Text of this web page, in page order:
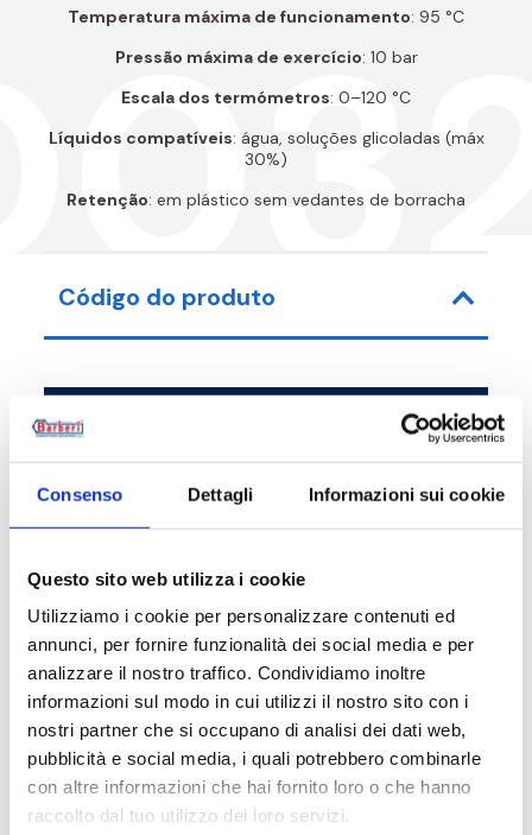
Consenso Dettagli Informazioni sui cookie
Questo sito web utilizza i cookie
Utilizziamo i cookie per personalizzare contenuti ed
annunci, per fornire funzionalità dei social media e per
analizzare il nostro traffico. Condividiamo inoltre
informazioni sul modo in cui utilizzi il nostro sito con i
nostri partner che si occupano di analisi dei dati web,
pubblicità e social media, i quali potrebbero combinarle
con altre informazioni che hai fornito loro o che hanno
raccolto dal tuo utilizzo dei loro servizi.
Temperatura máxima de funcionamento: 95 °C
Pressão máxima de exercício: 10 bar
Escala dos termómetros: 0–120 °C
Líquidos compatíveis: água, soluções glicoladas (máx
30%)
Retenção: em plástico sem vedantes de borracha
Código do produto
Código do artigo Medida
52D03200002 G 1 1/4 F - G 2
Descrição
Documentação
Peças de reposição